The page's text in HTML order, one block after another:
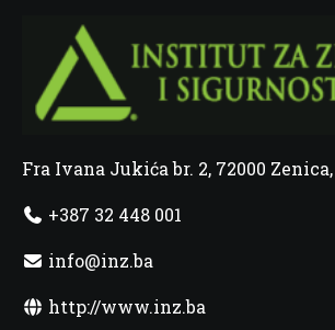
Fra Ivana Jukića br. 2, 72000
+387 32 448 001
info@inz.ba
http://www.inz.ba